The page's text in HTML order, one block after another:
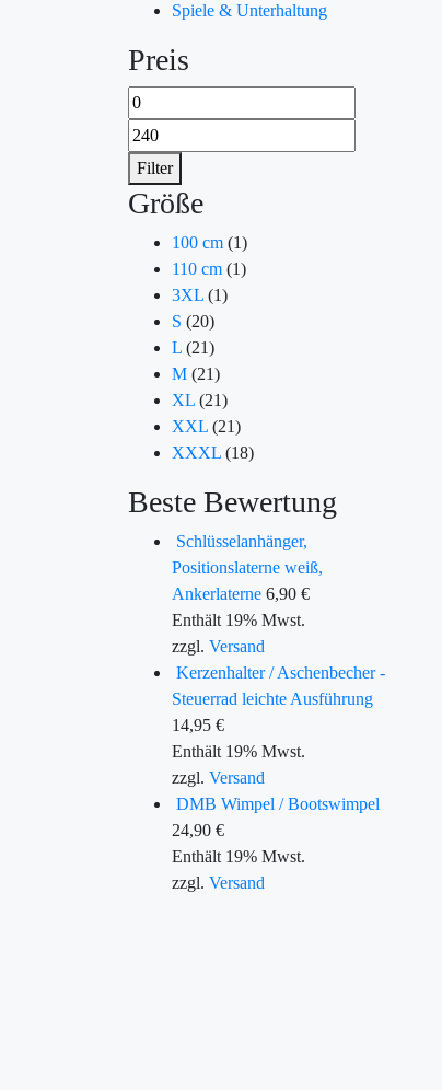
Spiele & Unterhaltung
Preis
Filter
Größe
100 cm (1)
110 cm (1)
3XL (1)
S (20)
L (21)
M (21)
XL (21)
XXL (21)
XXXL (18)
Beste Bewertung
Schlüsselanhänger,
Positionslaterne weiß,
Ankerlaterne 6,90 €
Enthält 19% Mwst.
zzgl. Versand
Kerzenhalter / Aschenbecher -
Steuerrad leichte Ausführung
14,95 €
Enthält 19% Mwst.
zzgl. Versand
DMB Wimpel / Bootswimpel
24,90 €
Enthält 19% Mwst.
zzgl. Versand